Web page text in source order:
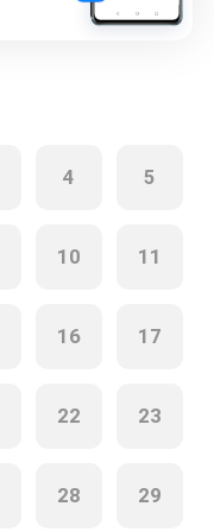
4 5
10 11
16 17
22 23
28 29